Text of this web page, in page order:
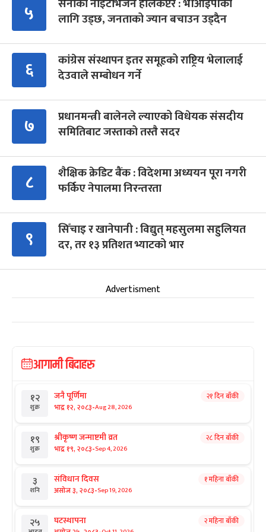
५
सेनाको नाइटभिजन हेलिकप्टर : भीआईपीका
लागि उड्छ, जनताको ज्यान बचाउन उड्दैन
६
कांग्रेस संस्थापन इतर समूहको राष्ट्रिय भेलालाई
देउवाले सम्बोधन गर्ने
७
प्रधानमन्त्री बालेनले ल्याएको विधेयक संसदीय
समितिबाट जस्ताको तस्तै सदर
८
शैक्षिक क्रेडिट बैंक : विदेशमा अध्ययन पूरा नगरी
फर्किए नेपालमा निरन्तरता
९
सिँचाइ र खानेपानी : विद्युत् महसुलमा सहुलियत
दर, तर १३ प्रतिशत भ्याटको भार
Advertisment
आगामी बिदाहरु
१२
शुक्र
जनै पूर्णिमा
भाद्र १२, २०८३-Aug 28, 2026
२१ दिन बाँकी
१९
शुक्र
श्रीकृष्ण जन्माष्टमी व्रत
भाद्र १९, २०८३-Sep 4, 2026
२८ दिन बाँकी
३
शनि
संविधान दिवस
असोज ३, २०८३-Sep 19, 2026
१ महिना बाँकी
२५ घटस्थापना २ महिना बाँकी